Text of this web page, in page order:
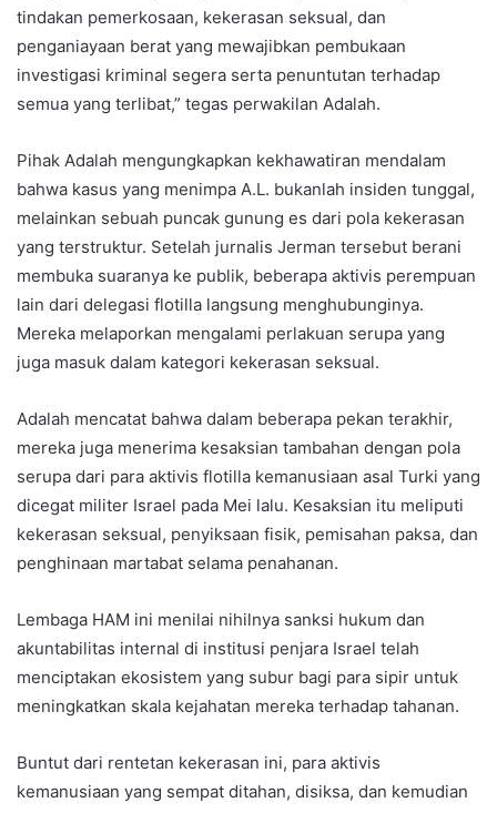
tindakan pemerkosaan, kekerasan seksual, dan
penganiayaan berat yang mewajibkan pembukaan
investigasi kriminal segera serta penuntutan terhadap
semua yang terlibat,” tegas perwakilan Adalah.
Pihak Adalah mengungkapkan kekhawatiran mendalam
bahwa kasus yang menimpa A.L. bukanlah insiden tunggal,
melainkan sebuah puncak gunung es dari pola kekerasan
yang terstruktur. Setelah jurnalis Jerman tersebut berani
membuka suaranya ke publik, beberapa aktivis perempuan
lain dari delegasi flotilla langsung menghubunginya.
Mereka melaporkan mengalami perlakuan serupa yang
juga masuk dalam kategori kekerasan seksual.
Adalah mencatat bahwa dalam beberapa pekan terakhir,
mereka juga menerima kesaksian tambahan dengan pola
serupa dari para aktivis flotilla kemanusiaan asal Turki yang
dicegat militer Israel pada Mei lalu. Kesaksian itu meliputi
kekerasan seksual, penyiksaan fisik, pemisahan paksa, dan
penghinaan martabat selama penahanan.
Lembaga HAM ini menilai nihilnya sanksi hukum dan
akuntabilitas internal di institusi penjara Israel telah
menciptakan ekosistem yang subur bagi para sipir untuk
meningkatkan skala kejahatan mereka terhadap tahanan.
Buntut dari rentetan kekerasan ini, para aktivis
kemanusiaan yang sempat ditahan, disiksa, dan kemudian